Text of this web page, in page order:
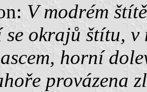
V modrém
okrajů štítu, v
horní
provázena